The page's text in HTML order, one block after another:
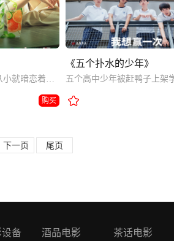
憨直的九饼为了守住从小就暗恋着的青梅竹马薄荷，决定要为自己的青春奋力一搏。
购买
《五个扑水的少年》
下一页 尾页
设备 酒品电影 茶话电影